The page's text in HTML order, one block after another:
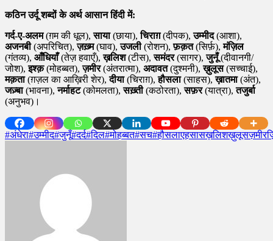
कठिन उर्दू शब्दों के अर्थ आसान हिंदी में:
गर्द-ए-अलम(ग़म की धूल),साया(छाया),चिराग़(दीपक),उम्मीद(आशा),
अजनबी(अपरिचित),ज़ख़्म(घाव),उजली(रोशन),फ़क़त(सिर्फ़),मंज़िल
(गंतव्य), आँधियाँ(तेज़ हवाएँ),ख़लिश(टीस),समंदर(सागर),जुनूँ(दीवानगी/
जोश),इश्क़(मोहब्बत),ज़मीर(अंतरात्मा), अदावत(दुश्मनी),ख़ुलूस(सच्चाई),
मक़ता(ग़ज़ल का आख़िरी शेर),दीया(चिराग़),हौसला(साहस),ख़ातमा(अंत),
जज़्बा(भावना),नर्माहट(कोमलता),सख़्ती(कठोरता),सफ़र(यात्रा),तजुर्बा
(अनुभव)।
#अंधेरा#उम्मीद#जुनूँ#दर्द#दिल#मोहब्बत#सच#हौसलाएहसासख़लिशख़ुलूसज़मीर